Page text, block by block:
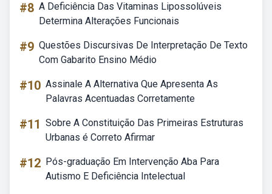
#8 A Deficiência Das Vitaminas Lipossolúveis
Determina Alterações Funcionais
#9 Questões Discursivas De Interpretação De Texto
Com Gabarito Ensino Médio
#10 Assinale A Alternativa Que Apresenta As
Palavras Acentuadas Corretamente
#11 Sobre A Constituição Das Primeiras Estruturas
Urbanas é Correto Afirmar
#12 Pós-graduação Em Intervenção Aba Para
Autismo E Deficiência Intelectual